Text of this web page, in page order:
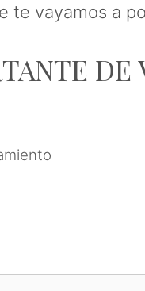
te vayamos a